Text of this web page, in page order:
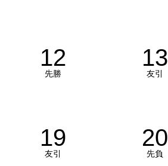
12
先勝
13
友引
19
友引
20
先負